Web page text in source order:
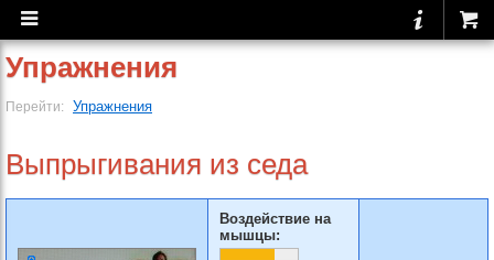
Упражнения
Перейти: Упражнения
Выпрыгивания из седа
Воздействие на
мышцы: